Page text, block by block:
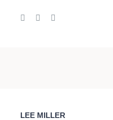
LEE MILLER